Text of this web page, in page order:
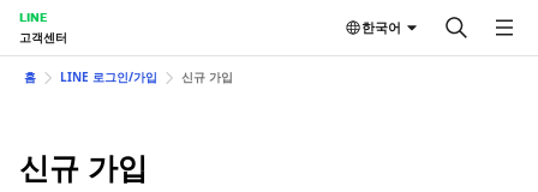
LINE
고객센터
한국어
홈 LINE 로그인/가입 신규 가입
신규 가입